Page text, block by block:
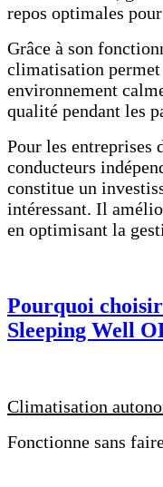
repos optimales
Grâce à son
climatisation permet
environnement
qualité pendant les
Pour les entreprises
conducteurs
constitue un
intéressant. Il
en optimisant la
Pourquoi
Sleeping Well
Climatisation
Fonctionne sans